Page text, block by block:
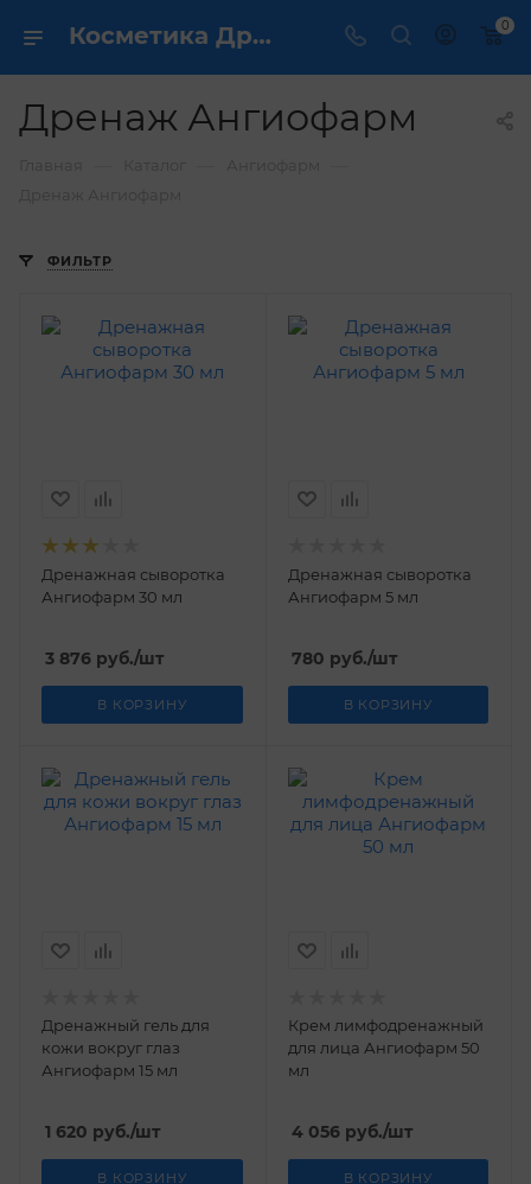
Косметика Дренаж Ангиофарм - купить в интернет магазине ✔️ по выгодной цене 0
Дренаж Ангиофарм
ФИЛЬТР
Дренажная сыворотка
Ангиофарм 30 мл
3 876 руб./шт
В КОРЗИНУ
Дренажная сыворотка
Ангиофарм 5 мл
780 руб./шт
В КОРЗИНУ
Дренажный гель для
кожи вокруг глаз
Ангиофарм 15 мл
1 620 руб./шт
В КОРЗИНУ
Крем лимфодренажный
для лица Ангиофарм 50
мл
4 056руб./шт
В КОРЗИНУ